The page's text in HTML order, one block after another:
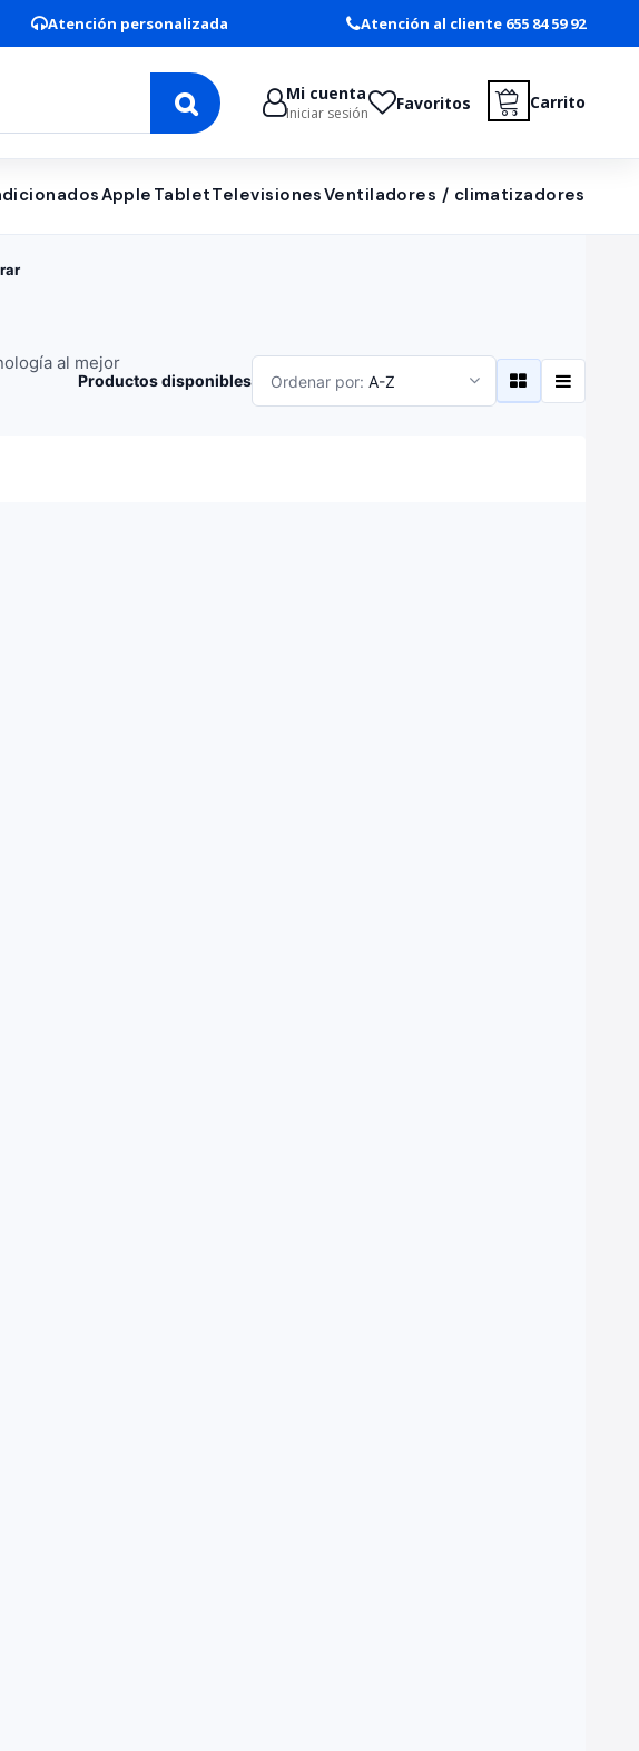
Atención personalizada Atención al cliente 655 84 59 92
Mi cuenta
Iniciar sesión Favoritos Carrito
Apple TabletTelevisionesVentiladores / climatizadores
al mejor
Productos disponibles Ordenar por: A-Z